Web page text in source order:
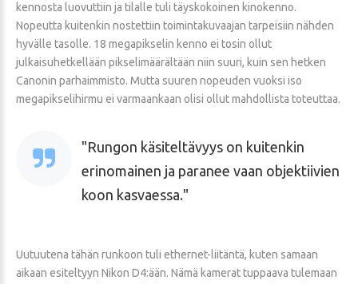
kennosta luovuttiin ja tilalle tuli täyskokoinen kinokenno.
Nopeutta kuitenkin nostettiin toimintakuvaajan tarpeisiin nähden
hyvälle tasolle. 18 megapikselin kenno ei tosin ollut
julkaisuhetkellään pikselimäärältään niin suuri, kuin sen hetken
Canonin parhaimmisto. Mutta suuren nopeuden vuoksi iso
megapikselihirmu ei varmaankaan olisi ollut mahdollista toteuttaa.
Rungon käsiteltävyys on kuitenkin
erinomainen ja paranee vaan objektiivien
koon kasvaessa.
Uutuutena tähän runkoon tuli ethernet-liitäntä, kuten samaan
aikaan esiteltyyn Nikon D4:ään. Nämä kamerat tuppaava tulemaan